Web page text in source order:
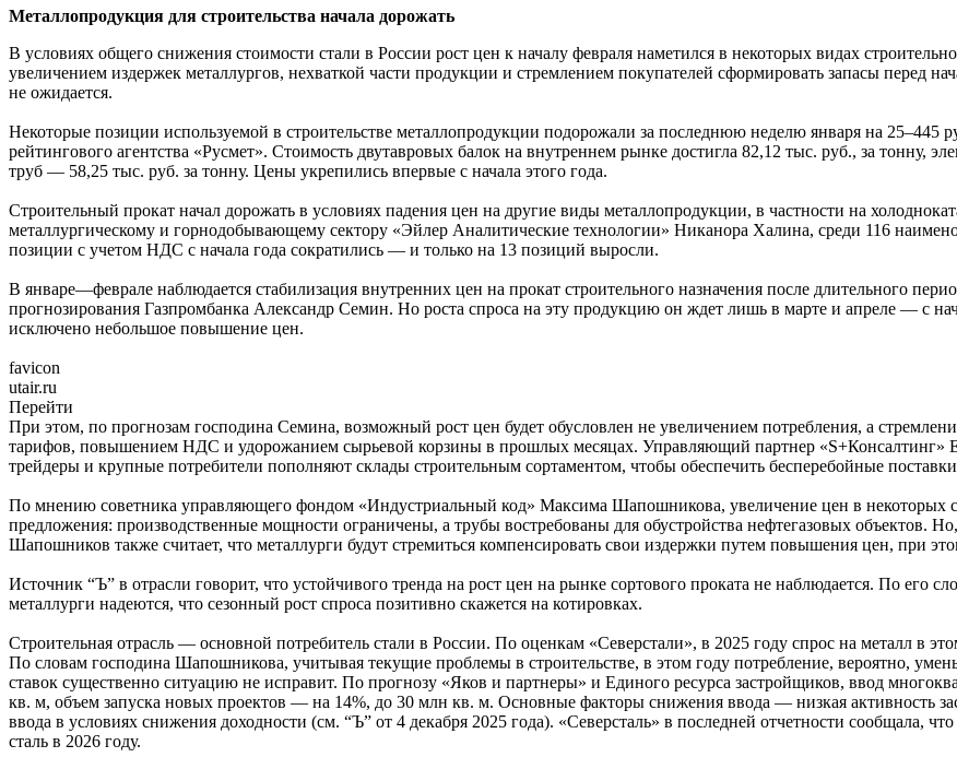
Металлопродукция для строительства начала дорожать
В условиях общего снижения стоимости стали в России рост цен к началу февраля наметился в некоторых видах
увеличением издержек металлургов, нехваткой части продукции и стремлением покупателей сформировать запасы перед
не ожидается.
Некоторые позиции используемой в строительстве металлопродукции подорожали за последнюю неделю января на 25–445
рейтингового агентства «Русмет». Стоимость двутавровых балок на внутреннем рынке достигла 82,12 тыс. руб., за тонну,
труб — 58,25 тыс. руб. за тонну. Цены укрепились впервые с начала этого года.
Строительный прокат начал дорожать в условиях падения цен на другие виды металлопродукции, в частности на
металлургическому и горнодобывающему сектору «Эйлер Аналитические технологии» Никанора Халина, среди 116
позиции с учетом НДС с начала года сократились — и только на 13 позиций выросли.
В январе—феврале наблюдается стабилизация внутренних цен на прокат строительного назначения после длительного
прогнозирования Газпромбанка Александр Семин. Но роста спроса на эту продукцию он ждет лишь в марте и апреле — с
исключено небольшое повышение цен.
favicon
utair.ru
Перейти
При этом, по прогнозам господина Семина, возможный рост цен будет обусловлен не увеличением потребления, а
тарифов, повышением НДС и удорожанием сырьевой корзины в прошлых месяцах. Управляющий партнер «S+Консалтинг»
трейдеры и крупные потребители пополняют склады строительным сортаментом, чтобы обеспечить бесперебойные
По мнению советника управляющего фондом «Индустриальный код» Максима Шапошникова, увеличение цен в некоторых
предложения: производственные мощности ограничены, а трубы востребованы для обустройства нефтегазовых объектов.
Шапошников также считает, что металлурги будут стремиться компенсировать свои издержки путем повышения цен, при
Источник “Ъ” в отрасли говорит, что устойчивого тренда на рост цен на рынке сортового проката не наблюдается. По его
металлурги надеются, что сезонный рост спроса позитивно скажется на котировках.
Строительная отрасль — основной потребитель стали в России. По оценкам «Северстали», в 2025 году спрос на металл в
По словам господина Шапошникова, учитывая текущие проблемы в строительстве, в этом году потребление, вероятно,
ставок существенно ситуацию не исправит. По прогнозу «Яков и партнеры» и Единого ресурса застройщиков, ввод
кв. м, объем запуска новых проектов — на 14%, до 30 млн кв. м. Основные факторы снижения ввода — низкая активность
ввода в условиях снижения доходности (см. “Ъ” от 4 декабря 2025 года). «Северсталь» в последней отчетности сообщала,
сталь в 2026 году.